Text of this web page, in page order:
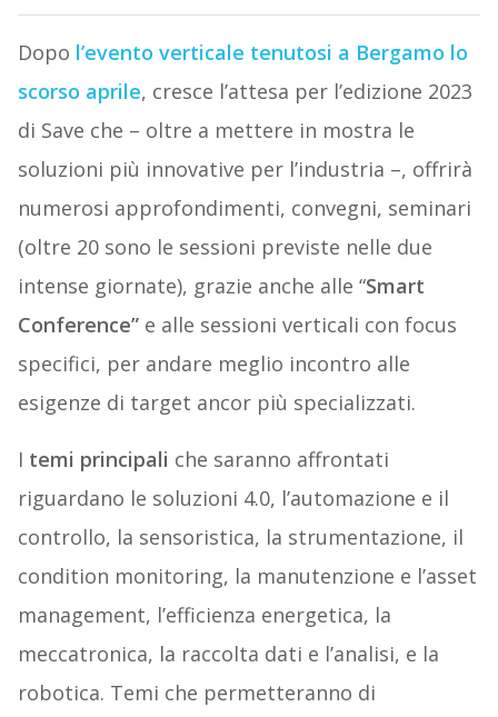
Dopo l’evento verticale tenutosi a Bergamo lo
scorso aprile, cresce l’attesa per l’edizione 2023
di Save che – oltre a mettere in mostra le
soluzioni più innovative per l’industria –, offrirà
numerosi approfondimenti, convegni, seminari
(oltre 20 sono le sessioni previste nelle due
intense giornate), grazie anche alle “Smart
Conference”e alle sessioni verticali con focus
specifici, per andare meglio incontro alle
esigenze di target ancor più specializzati.
I temi principali che saranno affrontati
riguardano le soluzioni 4.0, l’automazione e il
controllo, la sensoristica, la strumentazione, il
condition monitoring, la manutenzione e l’asset
management, l’efficienza energetica, la
meccatronica, la raccolta dati e l’analisi, e la
robotica. Temi che permetteranno di